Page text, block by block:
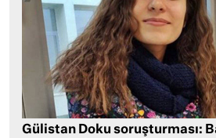
Gülistan Doku soruşturması: